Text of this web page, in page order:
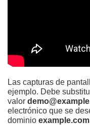
Las capturas de
ejemplo. Debe
valor
electrónico que se
dominio example.com